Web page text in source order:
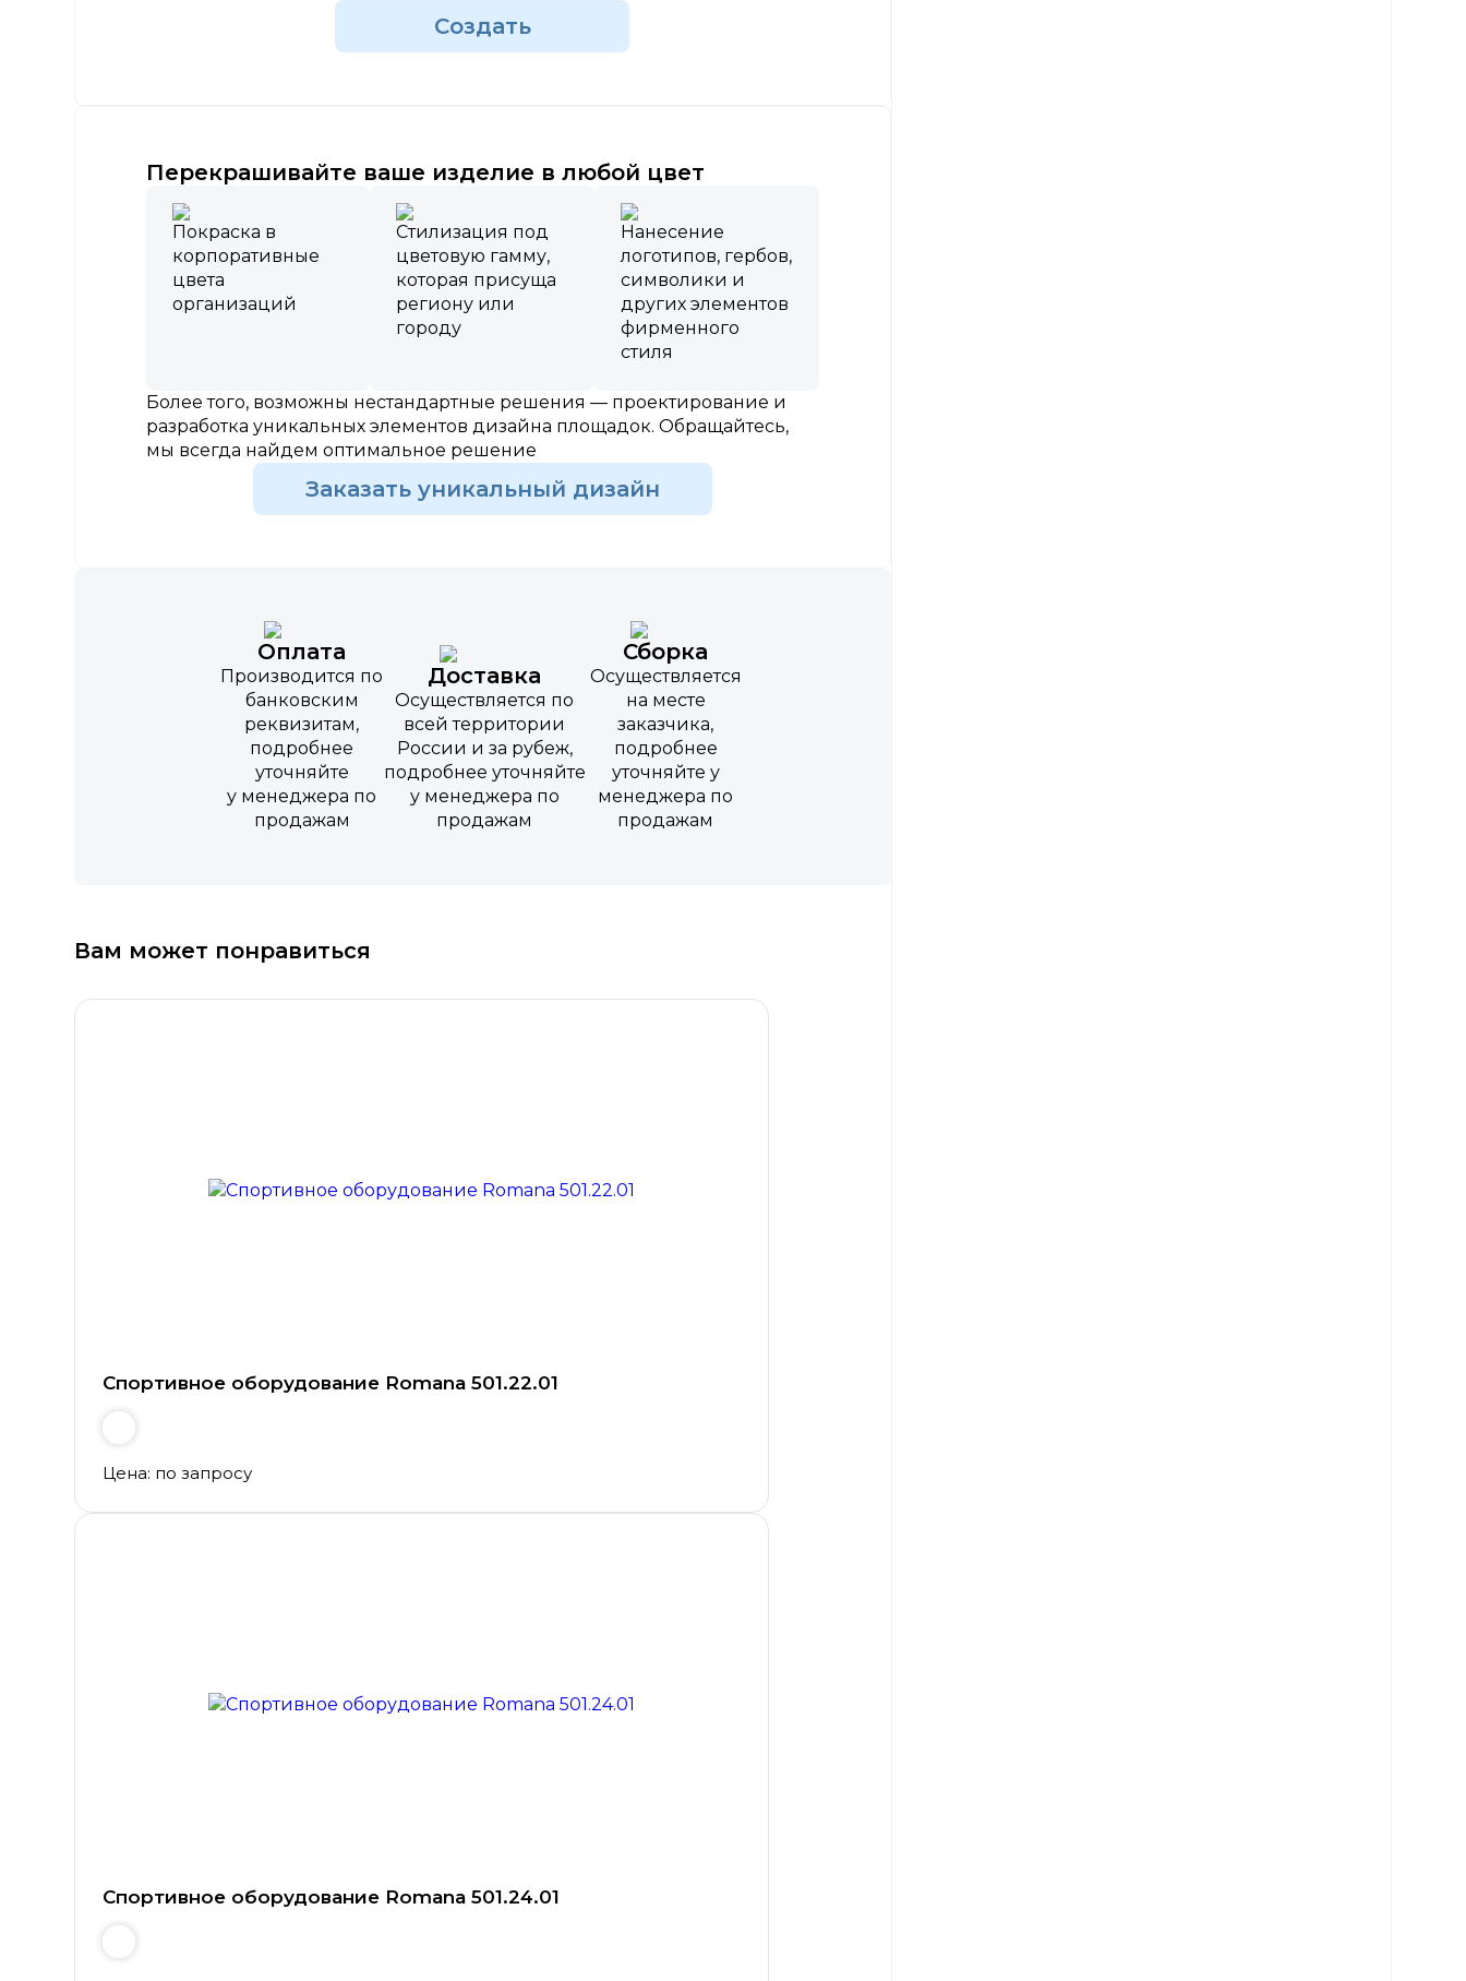
Создать
Перекрашивайте ваше изделие в любой цвет
Покраска в
корпоративные
цвета
организаций
Стилизация под
цветовую гамму,
которая присуща
региону или
городу
Нанесение
логотипов, гербов,
символики и
других элементов
фирменного
стиля
Более того, возможны нестандартные решения — проектирование и
разработка уникальных элементов дизайна площадок. Обращайтесь,
мы всегда найдем оптимальное решение
Заказать уникальный дизайн
Оплата
Производится по
банковским
реквизитам,
подробнее
уточняйте
у менеджера по
продажам
Доставка
Осуществляется по
всей территории
России и за рубеж,
подробнее уточняйте
у менеджера по
продажам
Сборка
Осуществляется
на месте
заказчика,
подробнее
уточняйте у
менеджера по
продажам
Вам может понравиться
Спортивное оборудование Romana 501.22.01
Цена: по запросу
Спортивное оборудование Romana 501.24.01